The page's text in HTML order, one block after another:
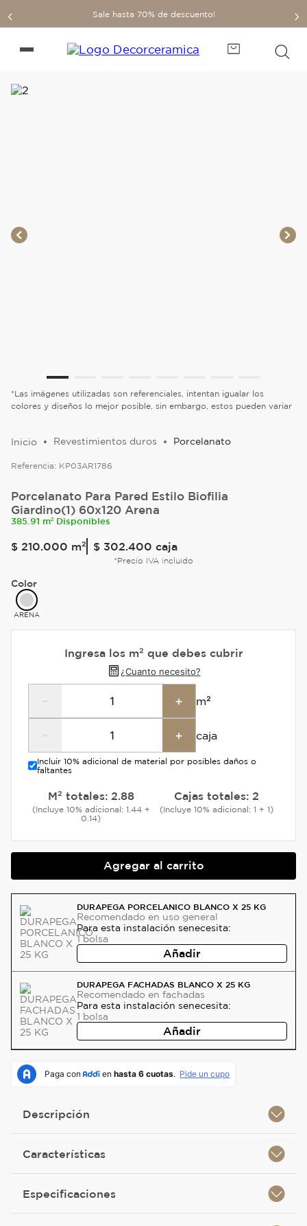
Sale hasta 70% de descuento!
*Las imágenes utilizadas son referenciales, intentan igualar los
colores y diseños lo mejor posible, sin embargo, estos pueden variar
Revestimientos duros Porcelanato
Referencia: KP03AR1786
Porcelanato Para Pared Estilo Biofilia
Giardino(1) 60x120 Arena
385.91 m² Disponibles
$ 210.000 m² $ 302.400 caja
*Precio IVA incluido
Color
ARENA
Ingresa los m² que debes cubrir
¿Cuanto necesito?
- + m²
- + caja
Incluir 10% adicional de material por posibles daños o
faltantes
M² totales: 2.88
(Incluye 10% adicional: 1.44 +
0.14)
Cajas totales: 2
(Incluye 10% adicional: 1 + 1)
Agregar al carrito
DURAPEGA PORCELANICO BLANCO X 25 KG
Recomendado en uso general
Para esta instalación senecesita:
1 bolsa
Añadir
DURAPEGA FACHADAS BLANCO X 25 KG
Recomendado en fachadas
Para esta instalación senecesita:
1 bolsa
Añadir
Descripción
Características
Especificaciones